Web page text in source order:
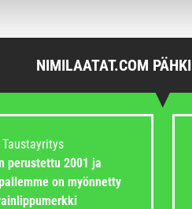
NIMILAATAT.COM
Taustayritys
perustettu 2001 ja
on myönnetty